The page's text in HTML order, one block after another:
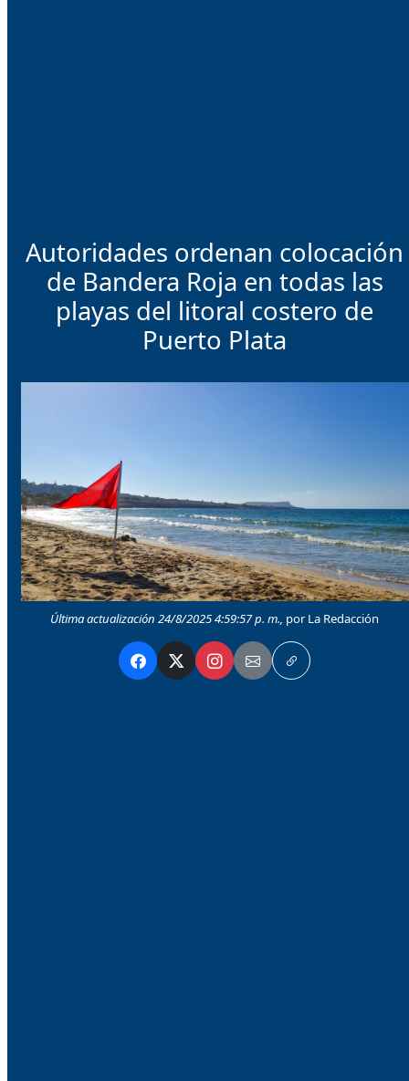
Autoridades ordenan colocación
de Bandera Roja en todas las
playas del litoral costero de
Puerto Plata
Última actualización 24/8/2025 4:59:57 p. m., por La Redacción